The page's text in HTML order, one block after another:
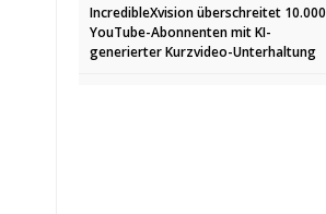
IncredibleXvision überschreitet 10.000
YouTube-Abonnenten mit KI-
generierter Kurzvideo-Unterhaltung